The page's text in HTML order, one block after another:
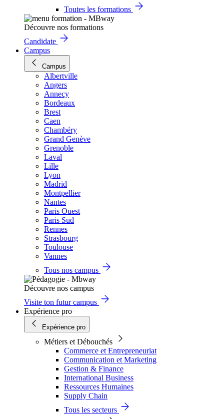
Toutes les formations
Découvre nos formations
Candidate
Campus
Campus
Albertville
Angers
Annecy
Bordeaux
Brest
Caen
Chambéry
Grand Genève
Grenoble
Laval
Lille
Lyon
Madrid
Montpellier
Nantes
Paris Ouest
Paris Sud
Rennes
Strasbourg
Toulouse
Vannes
Tous nos campus
Découvre nos campus
Visite ton futur campus
Expérience pro
Expérience pro
Métiers et Débouchés
Commerce et Entrepreneuriat
Communication et Marketing
Gestion & Finance
International Business
Ressources Humaines
Supply Chain
Tous les secteurs